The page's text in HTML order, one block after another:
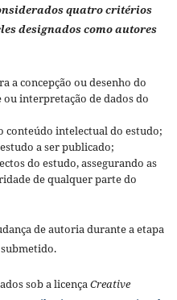
quatro critérios
designados como autores
a concepção ou desenho do
ou interpretação de dados do
conteúdo intelectual do estudo;
a ser publicado;
do estudo, assegurando as
de qualquer parte do
de autoria durante a etapa
sob a licençaCreative